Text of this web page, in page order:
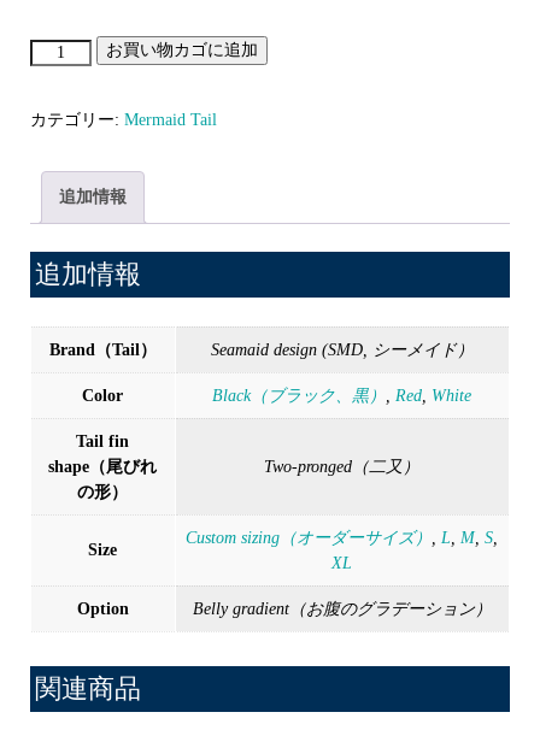
Infinity
お買い物カゴに追加
カテゴリー: Mermaid Tail
追加情報
追加情報
Brand（Tail） Seamaid design (SMD, シーメイド）
Color Black（ブラック、黒） ,Red, White
Tail fin
shape（尾びれ
の形）
Two-pronged（二又）
Size
Custom sizing（オーダーサイズ） ,L,M,S,
XL
Option Belly gradient（お腹のグラデーション）
関連商品